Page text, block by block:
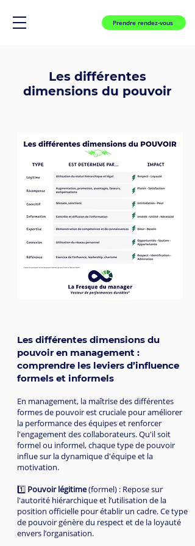
Prendre rendez-vous
Les différentes
dimensions du pouvoir
Les différentes dimensions du
pouvoir en management :
comprendre les leviers d’influence
formels et informels
En management, la maîtrise des différentes
formes de pouvoir est cruciale pour améliorer
la performance des équipes et renforcer
l'engagement des collaborateurs. Qu'il soit
formel ou informel, chaque type de pouvoir
influe sur la dynamique d'équipe et la
motivation.
1️⃣ Pouvoir légitime(formel) : Repose sur
l'autorité hiérarchique et l’utilisation de la
position officielle pour établir un cadre. Ce type
de pouvoir génère du respect et de la loyauté
envers l’organisation.